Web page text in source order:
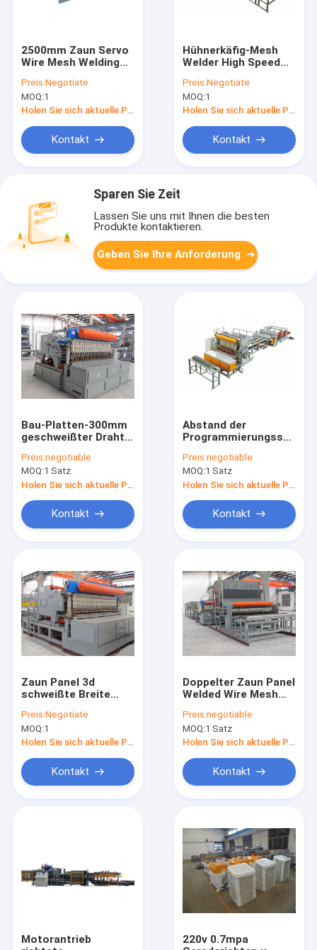
Über uns
2500mm Zaun Servo
Wire Mesh Welding
Preis:Negotiate
MOQ:1
Holen Sie sich aktuelle Preis
Kontakt
Hühnerkäfig-Mesh
Welder High Speed
Preis:Negotiate
MOQ:1
Holen Sie sich aktuelle Preis
Kontakt
Sparen Sie Zeit
Lassen Sie uns mit Ihnen die besten
Produkte kontaktieren.
Geben Sie Ihre Anforderung
Bau-Platten-300mm
geschweißter Draht
Automatic
Preis:negotiable
MOQ:1 Satz
Kontakt
Abstand der
Machine 220v
Preis:negotiable
MOQ:1 Satz
Kontakt
Zaun Panel 3d
schweißte Breite
Machines 2500mm
Preis:Negotiate
MOQ:1
Holen Sie sich aktuelle Preis
Kontakt
Doppelter Zaun Panel
Welded Wire Mesh
2500mm
Preis:negotiable
MOQ:1 Satz
Holen Sie sich aktuelle Preis
Kontakt
Motorantrieb
220v 0.7mpa